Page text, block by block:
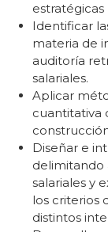
estratégicas
Identificar
materia de
auditoría
salariales.
Aplicar
cuantitativa
Diseñar e
delimitando
salariales y
los criterios
distintos